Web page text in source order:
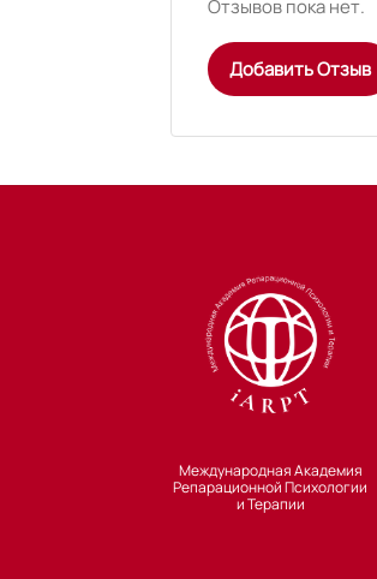
Отзывов пока нет.
Добавить Отзыв
Международная Академия
Репарационной Психологии
и Терапии